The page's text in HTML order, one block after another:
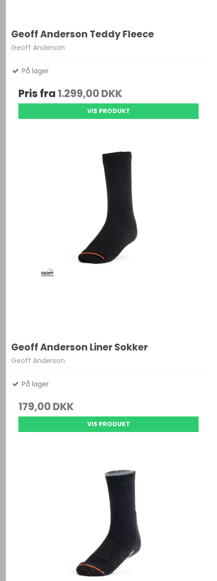
Geoff Anderson Teddy Fleece
Geoff Anderson
På lager
Pris fra 1.299,00 DKK
VIS PRODUKT
Geoff Anderson Liner Sokker
Geoff Anderson
På lager
179,00 DKK
VIS PRODUKT